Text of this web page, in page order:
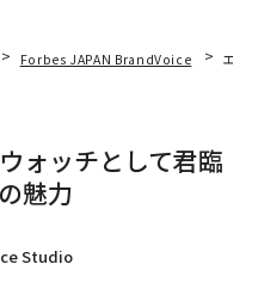
Forbes JAPAN BrandVoice エレ
ォッチとして君臨
魅力
Studio